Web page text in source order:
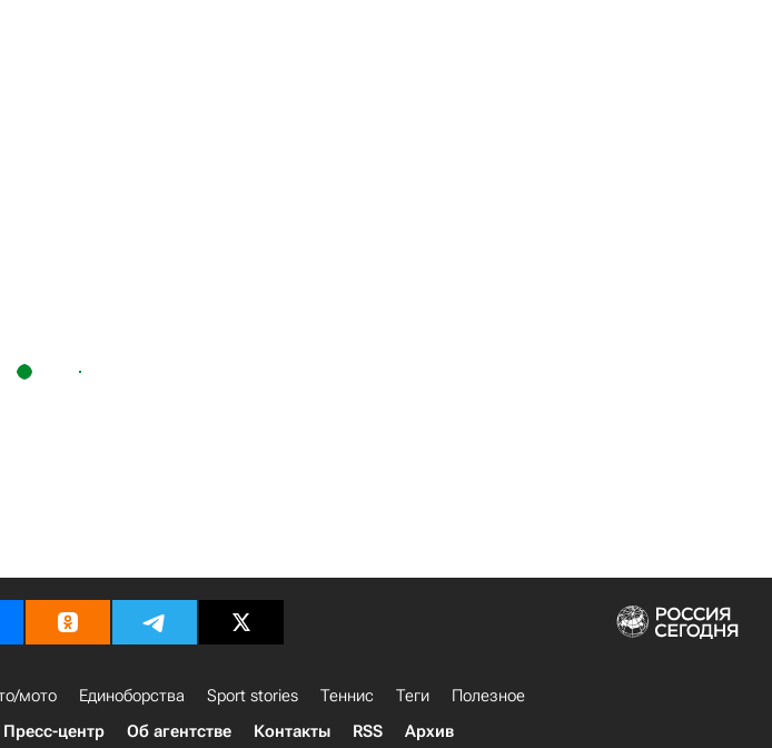
мото Единоборства Sport stories Теннис Теги
Полезное
Пресс-центр Об агентстве Контакты RSS Архив